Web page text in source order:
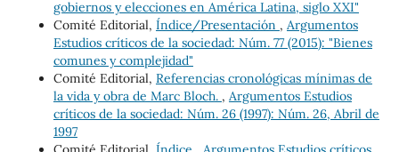
gobiernos y elecciones en América Latina, siglo XXI"
Comité Editorial, Índice/Presentación , Argumentos
Estudios críticos de la sociedad: Núm. 77 (2015): "Bienes
comunes y complejidad"
Comité Editorial, Referencias cronológicas mínimas de
la vida y obra de Marc Bloch. , Argumentos Estudios
críticos de la sociedad: Núm. 26 (1997): Núm. 26, Abril de
1997